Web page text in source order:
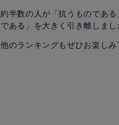
約半数の人が「抗うものであ
である」を大きく引き離しまし
他のランキングもぜひお楽しみ